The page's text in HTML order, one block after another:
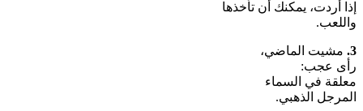
إذا أردت، يمكنك أن تأخذها
واللعب.
3. مشيت الماضي،
رأى عجب:
معلقة في السماء
المرجل الذهبي.